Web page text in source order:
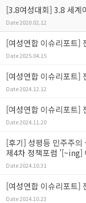
[3.8여성대회] 3.8 세계
Date2020.02.12
[여성연합 이슈리포트]
Date2025.04.15
[여성연합 이슈리포트]
Date2024.12.12
[여성연합 이슈리포트]
Date2024.11.20
[후기] 성평등 민주주의
제4차 정책포럼 '[~ing]
Date2024.10.31
[여성연합 이슈리포트]
Date2024.10.23